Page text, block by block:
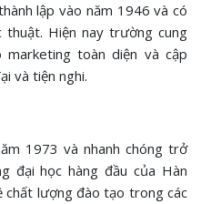
lập vào năm 1946 và có
Hiện nay trường cung
toàn diện và cập
và tiện nghi.
1973 và nhanh chóng trở
đại học hàng đầu của Hàn
chất lượng đào tạo trong các